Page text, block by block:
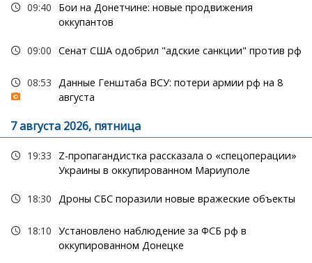
09:40
Бои на Донетчине: новые продвижения
оккупантов
09:00 Сенат США одобрил "адские санкции" против рф
08:53 Данные Генштаба ВСУ: потери армии рф на 8
августа
7 августа 2026, пятница
19:33
Z-пропагандистка рассказала о «спецоперации»
Украины в оккупированном Мариуполе
18:30 Дроны СБС поразили новые вражеские объекты
18:10 Установлено наблюдение за ФСБ рф в
оккупированном Донецке